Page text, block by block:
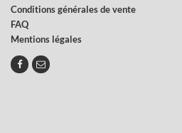
Conditions générales de vente
FAQ
Mentions légales